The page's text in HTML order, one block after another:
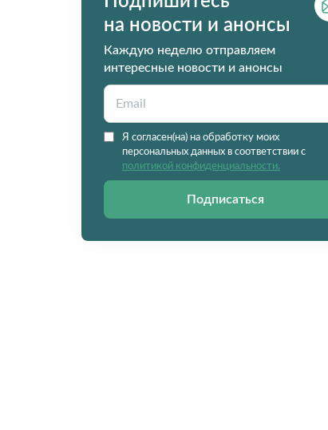
на новости и анонсы
Каждую неделю отправляем
интересные новости и анонсы
Я согласен(на) на обработку моих
персональных данных в соответствии с
политикой конфиденциальности.
Подписаться